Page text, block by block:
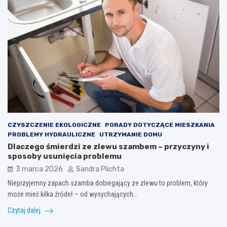
CZYSZCZENIE EKOLOGICZNE
PORADY DOTYCZĄCE MIESZKANIA
PROBLEMY HYDRAULICZNE
UTRZYMANIE DOMU
Dlaczego śmierdzi ze zlewu szambem – przyczyny i
sposoby usunięcia problemu
3 marca 2026 Sandra Plichta
Nieprzyjemny zapach szamba dobiegający ze zlewu to problem, który
może mieć kilka źródeł – od wysychających…
Czytaj dalej